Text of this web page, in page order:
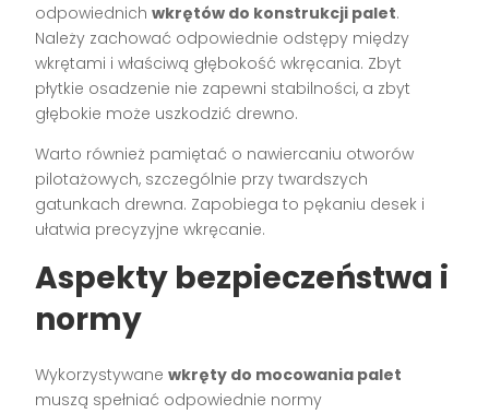
odpowiednichwkrętów do konstrukcji palet.
Należy zachować odpowiednie odstępy między
wkrętami i właściwą głębokość wkręcania. Zbyt
płytkie osadzenie nie zapewni stabilności, a zbyt
głębokie może uszkodzić drewno.
Warto również pamiętać o nawiercaniu otworów
pilotażowych, szczególnie przy twardszych
gatunkach drewna. Zapobiega to pękaniu desek i
ułatwia precyzyjne wkręcanie.
Aspekty bezpieczeństwa i
normy
Wykorzystywanewkręty do mocowania palet
muszą spełniać odpowiednie normy